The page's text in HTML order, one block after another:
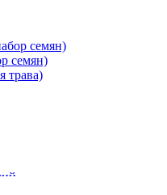
семян)
семян)
трава)